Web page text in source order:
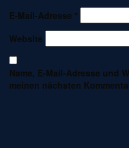
E-Mail-Adresse *
Website
Name, E-Mail-Adresse und
meinen nächsten